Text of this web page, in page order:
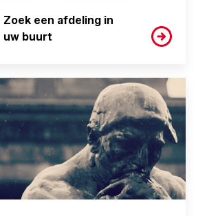
Zoek een afdeling in
uw buurt